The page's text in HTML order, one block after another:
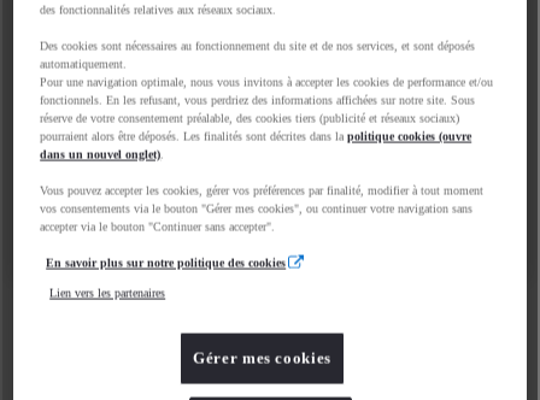
des fonctionnalités relatives aux réseaux sociaux.
Des cookies sont nécessaires au fonctionnement du site et de nos services, et sont déposés
automatiquement.
Pour une navigation optimale, nous vous invitons à accepter les cookies de performance et/ou
fonctionnels. En les refusant, vous perdriez des informations affichées sur notre site. Sous
réserve de votre consentement préalable, des cookies tiers (publicité et réseaux sociaux)
pourraient alors être déposés. Les finalités sont décrites dans lapolitique cookies (ouvre
dans un nouvel onglet).
Vous pouvez accepter les cookies, gérer vos préférences par finalité, modifier à tout moment
vos consentements via le bouton "Gérer mes cookies", ou continuer votre navigation sans
accepter via le bouton "Continuer sans accepter".
En savoir plus sur notre politique des cookies
Lien vers les partenaires
Gérer mes cookies